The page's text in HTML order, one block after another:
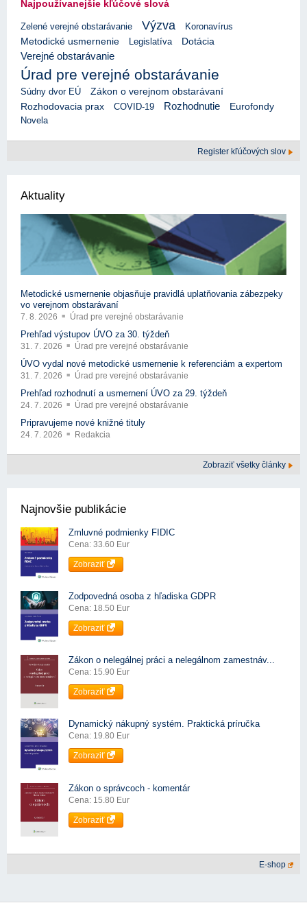
Najpoužívanejšie kľúčové slová
Zelené verejné obstarávanie Výzva
Koronavírus
Metodické usmernenie
Legislatíva Dotácia
Verejné obstarávanie
Úrad pre verejné obstarávanie
Súdny dvor EÚ Zákon o verejnom obstarávaní
Rozhodovacia prax COVID-19 Rozhodnutie Eurofondy
Novela
Register kľúčových slov
Aktuality
Metodické usmernenie objasňuje pravidlá uplatňovania zábezpeky
vo verejnom obstarávaní
7. 8. 2026 Úrad pre verejné obstarávanie
Prehľad výstupov ÚVO za 30. týždeň
31. 7. 2026 Úrad pre verejné obstarávanie
ÚVO vydal nové metodické usmernenie k referenciám a expertom
31. 7. 2026 Úrad pre verejné obstarávanie
Prehľad rozhodnutí a usmernení ÚVO za 29. týždeň
24. 7. 2026 Úrad pre verejné obstarávanie
Pripravujeme nové knižné tituly
24. 7. 2026 Redakcia
Zobraziť všetky články
Najnovšie publikácie
Zmluvné podmienky FIDIC
Cena: 33.60 Eur
Zobraziť
Zodpovedná osoba z hľadiska GDPR
Cena: 18.50 Eur
Zobraziť
Zákon o nelegálnej práci a nelegálnom zamestnáv...
Cena: 15.90 Eur
Zobraziť
Dynamický nákupný systém. Praktická príručka
Cena: 19.80 Eur
Zobraziť
Zákon o správcoch - komentár
Cena: 15.80 Eur
Zobraziť
E-shop